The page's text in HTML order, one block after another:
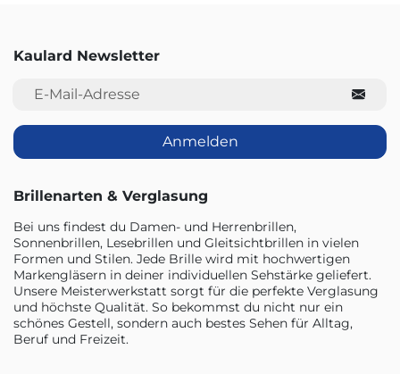
Kaulard Newsletter
E-Mail-Adresse
Anmelden
Brillenarten & Verglasung
Bei uns findest du Damen- und Herrenbrillen,
Sonnenbrillen, Lesebrillen und Gleitsichtbrillen in vielen
Formen und Stilen. Jede Brille wird mit hochwertigen
Markengläsern in deiner individuellen Sehstärke geliefert.
Unsere Meisterwerkstatt sorgt für die perfekte Verglasung
und höchste Qualität. So bekommst du nicht nur ein
schönes Gestell, sondern auch bestes Sehen für Alltag,
Beruf und Freizeit.